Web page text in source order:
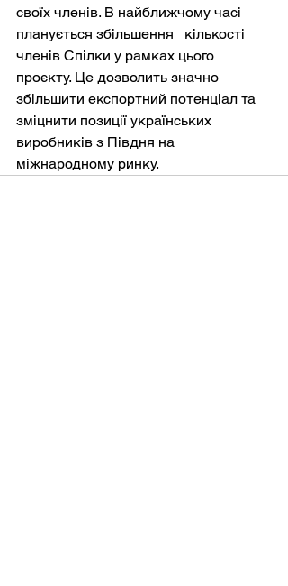
своїх членів. В найближчому часі
планується збільшення   кількості
членів Спілки у рамках цього
проєкту. Це дозволить значно
збільшити експортний потенціал та
зміцнити позиції українських
виробників з Півдня на
міжнародному ринку.